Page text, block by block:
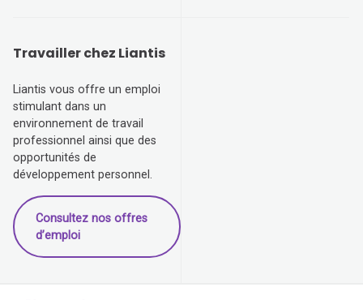
Travailler chez Liantis
Liantis vous offre un emploi
stimulant dans un
environnement de travail
professionnel ainsi que des
opportunités de
développement personnel.
Consultez nos offres
d’emploi